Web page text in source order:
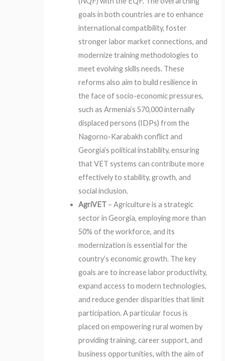
goals in both countries are to enhance
international compatibility, foster
stronger labor market connections, and
modernize training methodologies to
meet evolving skills needs. These
reforms also aim to build resilience in
the face of socio-economic pressures,
such as Armenia’s 570,000 internally
displaced persons (IDPs) from the
Nagorno-Karabakh conflict and
Georgia’s political instability, ensuring
that VET systems can contribute more
effectively to stability, growth, and
social inclusion.
AgriVET – Agriculture is a strategic
sector in Georgia, employing more than
50% of the workforce, and its
modernization is essential for the
country’s economic growth. The key
goals are to increase labor productivity,
expand access to modern technologies,
and reduce gender disparities that limit
participation. A particular focus is
placed on empowering rural women by
providing training, career support, and
business opportunities, with the aim of